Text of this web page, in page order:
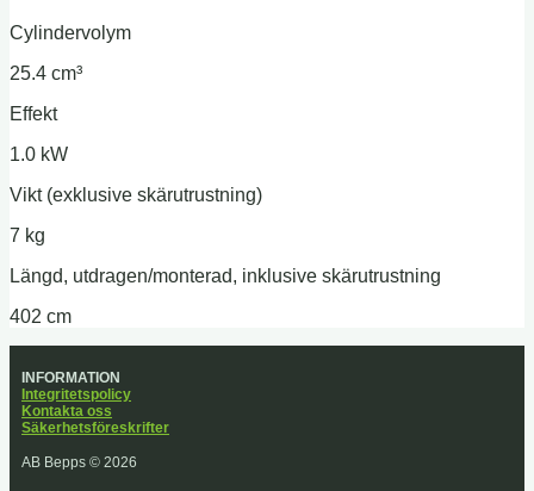
Cylindervolym
25.4 cm³
Effekt
1.0 kW
Vikt (exklusive skärutrustning)
7 kg
Längd, utdragen/monterad, inklusive skärutrustning
402 cm
INFORMATION
Integritetspolicy
Kontakta oss
Säkerhetsföreskrifter
AB Bepps © 2026